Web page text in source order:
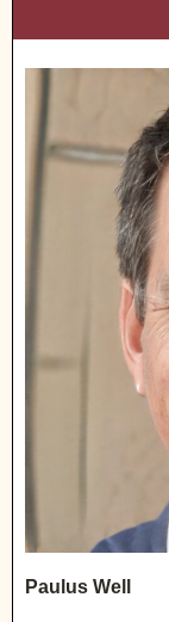
Paulus Well